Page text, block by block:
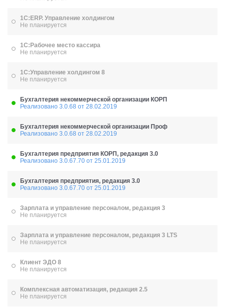
1С:ERP. Управление холдингом
Не планируется
1С:Рабочее место кассира
Не планируется
1С:Управление холдингом 8
Не планируется
Бухгалтерия некоммерческой организации КОРП
Реализовано 3.0.68 от 28.02.2019
Бухгалтерия некоммерческой организации Проф
Реализовано 3.0.68 от 28.02.2019
Бухгалтерия предприятия КОРП, редакция 3.0
Реализовано 3.0.67.70 от 25.01.2019
Бухгалтерия предприятия, редакция 3.0
Реализовано 3.0.67.70 от 25.01.2019
Зарплата и управление персоналом, редакция 3
Не планируется
Зарплата и управление персоналом, редакция 3 LTS
Не планируется
Клиент ЭДО 8
Не планируется
Комплексная автоматизация, редакция 2.5
Не планируется